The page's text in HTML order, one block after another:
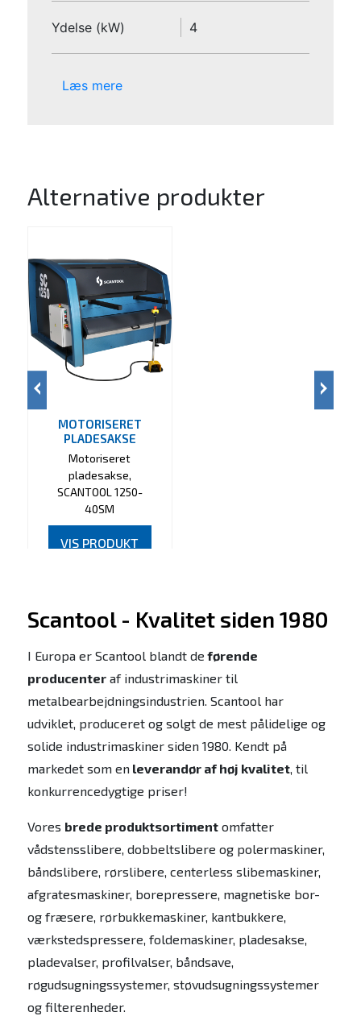
Ydelse (kW) 4
Læs mere
Alternative produkter
MOTORISERET
PLADESAKSE
Motoriseret
pladesakse,
SCANTOOL 1250-
40SM
VIS PRODUKT
Scantool - Kvalitet siden 1980
I Europa er Scantool blandt de førende
producenteraf industrimaskiner til
metalbearbejdningsindustrien. Scantool har
udviklet, produceret og solgt de mest pålidelige og
solide industrimaskiner siden 1980. Kendt på
markedet som enleverandør af høj kvalitet, til
konkurrencedygtige priser!
Vores brede produktsortimentomfatter
vådstensslibere, dobbeltslibere og polermaskiner,
båndslibere, rørslibere, centerless slibemaskiner,
afgratesmaskiner, borepressere, magnetiske bor-
og fræsere, rørbukkemaskiner, kantbukkere,
værkstedspressere, foldemaskiner, pladesakse,
pladevalser, profilvalser, båndsave,
røgudsugningssystemer, støvudsugningssystemer
og filterenheder.